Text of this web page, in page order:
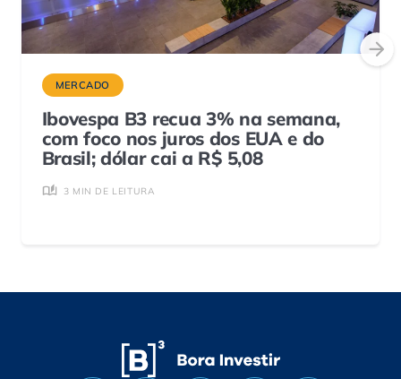
MERCADO
Ibovespa B3 recua 3% na semana,
com foco nos juros dos EUA e do
Brasil; dólar cai a R$ 5,08
3 MIN DE LEITURA